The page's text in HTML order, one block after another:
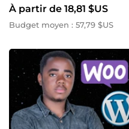
À partir de 18,81 $US
Budget moyen : 57,79 $US